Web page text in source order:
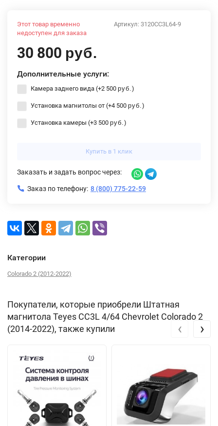
Артикул: 3120CC3L64-9
Этот товар временно
недоступен для заказа
30 800 руб.
Дополнительные услуги:
Камера заднего вида (+2 500 руб. )
Установка магнитолы от (+4 500 руб. )
Установка камеры (+3 500 руб. )
Купить в 1 клик
Заказать и задать вопрос через:
Заказ по телефону: 8 (800) 775-22-59
Категории
Colorado 2 (2012-2022)
Покупатели, которые приобрели Штатная
магнитола Teyes CC3L 4/64 Chevrolet Colorado 2
(2014-2022), также купили
‹ ›